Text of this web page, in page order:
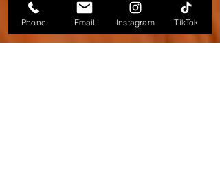
Phone Email Instagram TikTok